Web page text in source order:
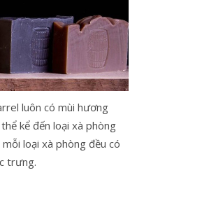
luôn có mùi hương
kể đến loại xà phòng
loại xà phòng đều có
trưng.